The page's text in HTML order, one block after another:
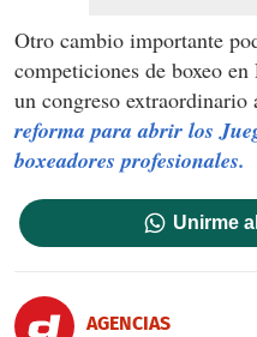
Otro cambio importante
competiciones de boxeo
un congreso extraordinario
reforma para abrir los
boxeadores profesionales.
Unirme
AGENCIAS